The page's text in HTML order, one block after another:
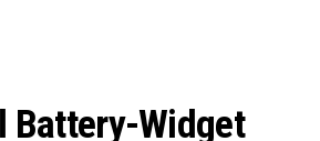
Battery-Widget